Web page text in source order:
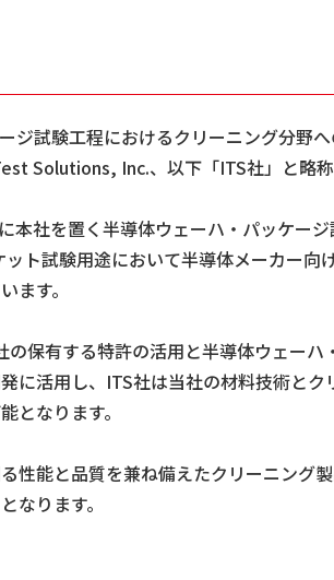
ジ試験工程におけるクリーニング分野
Solutions, Inc.、以下「ITS社」と略
本社を置く半導体ウェーハ・パッケー
ト試験用途において半導体メーカー
ます。
保有する特許の活用と半導体ウェー
に活用し、ITS社は当社の材料技術と
となります。
性能と品質を兼ね備えたクリーニン
なります。